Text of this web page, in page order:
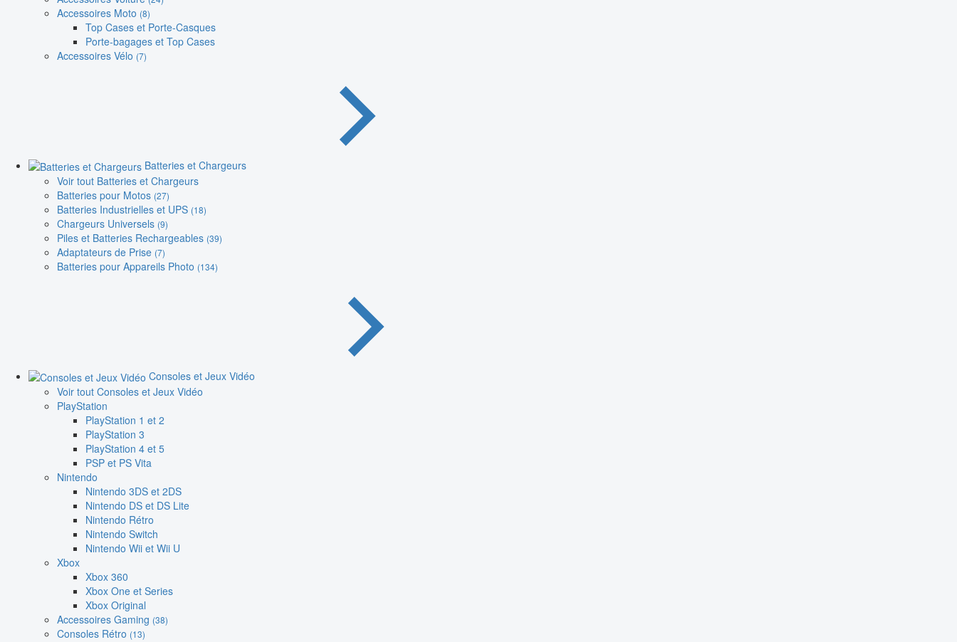
Accessoires Moto (8)
Top Cases et Porte-Casques
Porte-bagages et Top Cases
Accessoires Vélo (7)
Batteries et Chargeurs
Voir tout Batteries et Chargeurs
Batteries pour Motos (27)
Batteries Industrielles et UPS (18)
Chargeurs Universels (9)
Piles et Batteries Rechargeables (39)
Adaptateurs de Prise (7)
Batteries pour Appareils Photo (134)
Consoles et Jeux Vidéo
Voir tout Consoles et Jeux Vidéo
PlayStation
PlayStation 1 et 2
PlayStation 3
PlayStation 4 et 5
PSP et PS Vita
Nintendo
Nintendo 3DS et 2DS
Nintendo DS et DS Lite
Nintendo Rétro
Nintendo Switch
Nintendo Wii et Wii U
Xbox
Xbox 360
Xbox One et Series
Xbox Original
Accessoires Gaming (38)
Consoles Rétro (13)